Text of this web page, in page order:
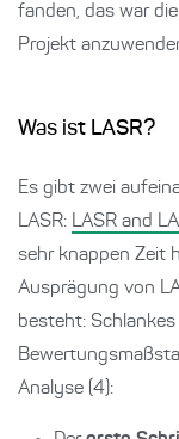
fanden, das war
Projekt
Was ist LASR?
Es gibt zwei
LASR: LASR and
sehr knappen Zeit
Ausprägung von
besteht:
Analyse (4):